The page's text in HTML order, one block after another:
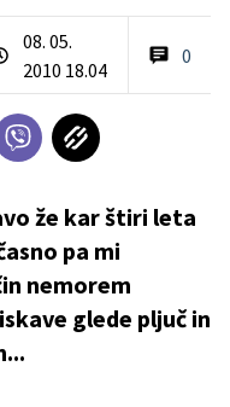
08. 05.
2010 18.04
0
že kar štiri leta
pa mi
nemorem
glede pljuč in